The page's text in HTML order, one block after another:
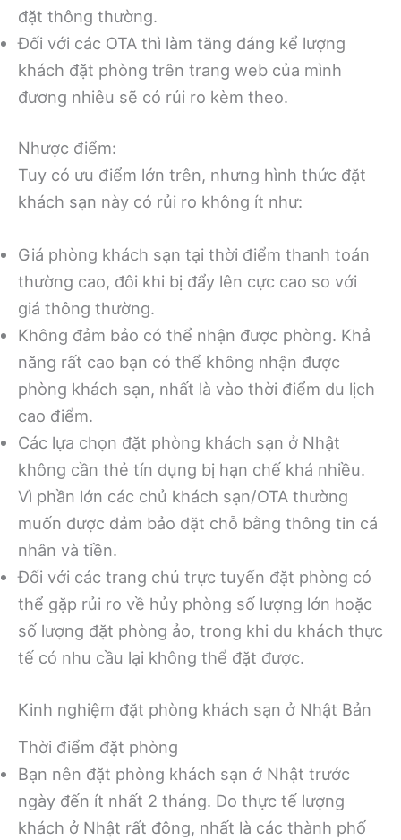
đặt thông thường.
Đối với các OTA thì làm tăng đáng kể lượng
khách đặt phòng trên trang web của mình
đương nhiêu sẽ có rủi ro kèm theo.
Nhược điểm:
Tuy có ưu điểm lớn trên, nhưng hình thức đặt
khách sạn này có rủi ro không ít như:
Giá phòng khách sạn tại thời điểm thanh toán
thường cao, đôi khi bị đẩy lên cực cao so với
giá thông thường.
Không đảm bảo có thể nhận được phòng. Khả
năng rất cao bạn có thể không nhận được
phòng khách sạn, nhất là vào thời điểm du lịch
cao điểm.
Các lựa chọn đặt phòng khách sạn ở Nhật
không cần thẻ tín dụng bị hạn chế khá nhiều.
Vì phần lớn các chủ khách sạn/OTA thường
muốn được đảm bảo đặt chỗ bằng thông tin cá
nhân và tiền.
Đối với các trang chủ trực tuyến đặt phòng có
thể gặp rủi ro về hủy phòng số lượng lớn hoặc
số lượng đặt phòng ảo, trong khi du khách thực
tế có nhu cầu lại không thể đặt được.
Kinh nghiệm đặt phòng khách sạn ở Nhật Bản
Thời điểm đặt phòng
Bạn nên đặt phòng khách sạn ở Nhật trước
ngày đến ít nhất 2 tháng. Do thực tế lượng
khách ở Nhật rất đông, nhất là các thành phố